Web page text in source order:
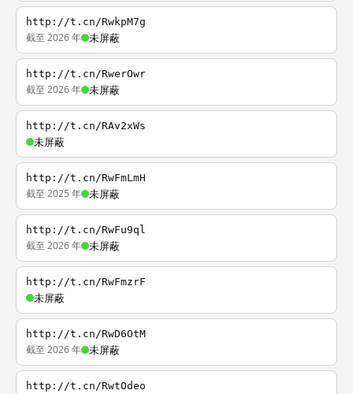
http://t.cn/RwkpM7g
截至 2026 年 未屏蔽
http://t.cn/RwerOwr
截至 2026 年 未屏蔽
http://t.cn/RAv2xWs
未屏蔽
http://t.cn/RwFmLmH
截至 2025 年 未屏蔽
http://t.cn/RwFu9ql
截至 2026 年 未屏蔽
http://t.cn/RwFmzrF
未屏蔽
http://t.cn/RwD6OtM
截至 2026 年 未屏蔽
http://t.cn/RwtOdeo